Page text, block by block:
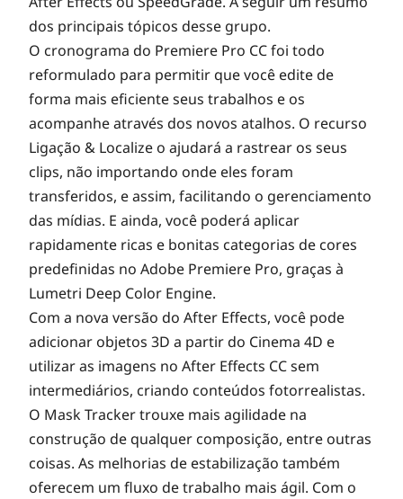
dos principais tópicos desse grupo.
O cronograma do Premiere Pro CC foi todo
reformulado para permitir que você edite de
forma mais eficiente seus trabalhos e os
acompanhe através dos novos atalhos. O recurso
Ligação & Localize o ajudará a rastrear os seus
clips, não importando onde eles foram
transferidos, e assim, facilitando o gerenciamento
das mídias. E ainda, você poderá aplicar
rapidamente ricas e bonitas categorias de cores
predefinidas no Adobe Premiere Pro, graças à
Lumetri Deep Color Engine.
Com a nova versão do After Effects, você pode
adicionar objetos 3D a partir do Cinema 4D e
utilizar as imagens no After Effects CC sem
intermediários, criando conteúdos fotorrealistas.
O Mask Tracker trouxe mais agilidade na
construção de qualquer composição, entre outras
coisas. As melhorias de estabilização também
oferecem um fluxo de trabalho mais ágil. Com o